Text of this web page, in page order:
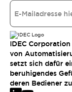
IDEC
von
setzt sich dafür
beruhigendes
deren Bediener